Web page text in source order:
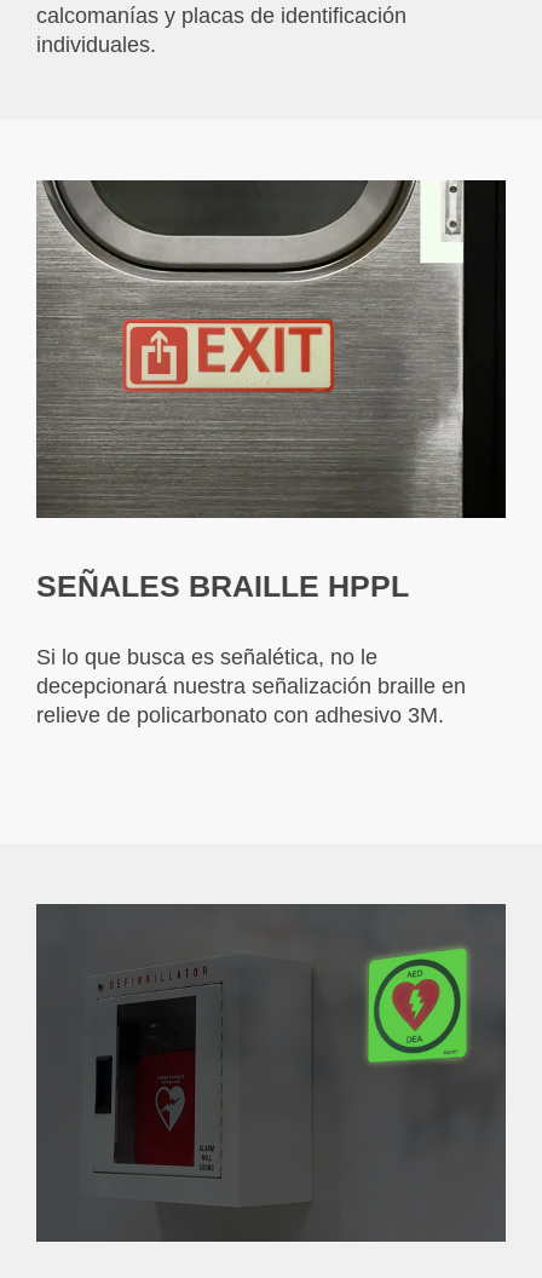
calcomanías y placas de identificación
individuales.
SEÑALES BRAILLE HPPL
Si lo que busca es señalética, no le
decepcionará nuestra señalización braille en
relieve de policarbonato con adhesivo 3M.